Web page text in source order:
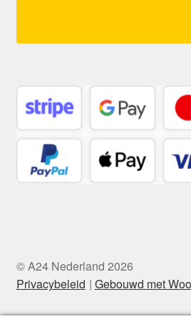
© A24 Nederland 2026
Privacybeleid
Gebouwd met